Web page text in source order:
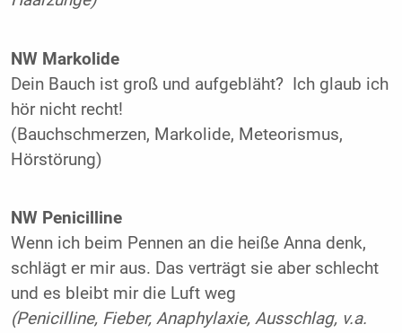
NW Markolide
Dein Bauch ist groß und aufgebläht? Ich glaub ich
hör nicht recht!
(Bauchschmerzen, Markolide, Meteorismus,
Hörstörung)
NW Penicilline
Wenn ich beim Pennen an die heiße Anna denk,
schlägt er mir aus. Das verträgt sie aber schlecht
und es bleibt mir die Luft weg
(Penicilline, Fieber, Anaphylaxie, Ausschlag, v.a.